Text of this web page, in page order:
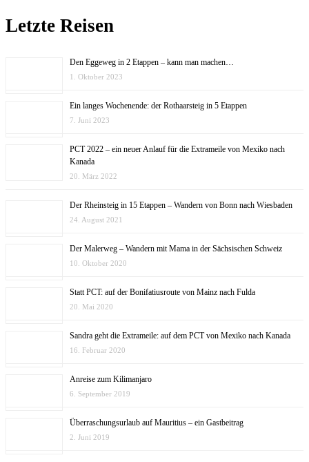
Letzte Reisen
Den Eggeweg in 2 Etappen – kann man machen…
1. Oktober 2023
Ein langes Wochenende: der Rothaarsteig in 5 Etappen
7. Juni 2023
PCT 2022 – ein neuer Anlauf für die Extrameile von Mexiko nach
Kanada
20. März 2022
Der Rheinsteig in 15 Etappen – Wandern von Bonn nach Wiesbaden
24. August 2021
Der Malerweg – Wandern mit Mama in der Sächsischen Schweiz
10. Oktober 2020
Statt PCT: auf der Bonifatiusroute von Mainz nach Fulda
20. Mai 2020
Sandra geht die Extrameile: auf dem PCT von Mexiko nach Kanada
16. Februar 2020
Anreise zum Kilimanjaro
6. September 2019
Überraschungsurlaub auf Mauritius – ein Gastbeitrag
2. Juni 2019